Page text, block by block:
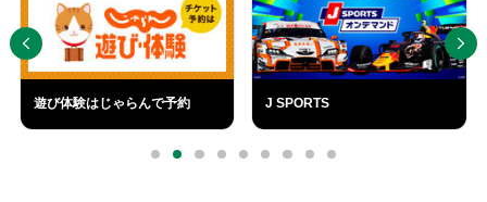
遊び体験はじゃらんで予約 J SPORTS
部
0 1 2 3 4 5 6 7 8